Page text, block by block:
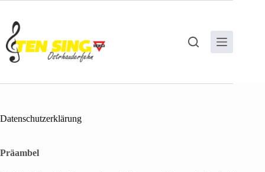
springen
Datenschutzerklärung
Präambel